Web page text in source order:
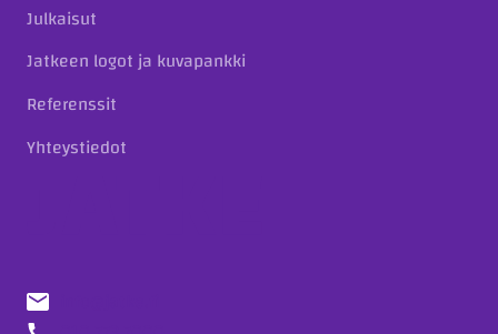
Julkaisut
Jatkeen logot ja kuvapankki
Referenssit
Yhteystiedot